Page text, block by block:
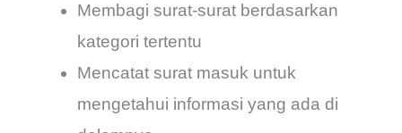
Membagi surat-surat berdasarkan
kategori tertentu
Mencatat surat masuk untuk
mengetahui informasi yang ada di